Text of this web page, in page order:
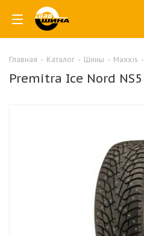
Главная - Каталог - Шины - Maxxis -
Premitra Ice Nord NS5